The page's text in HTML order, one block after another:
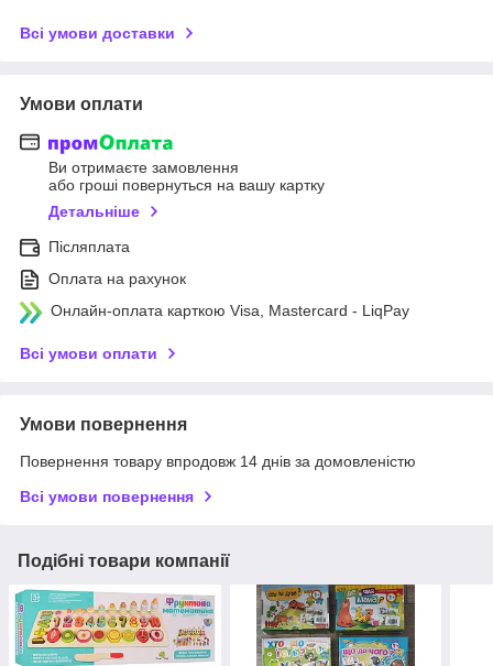
Всі умови доставки
Умови оплати
Ви отримаєте замовлення
або гроші повернуться на вашу картку
Детальніше
Післяплата
Оплата на рахунок
Онлайн-оплата карткою Visa, Mastercard - LiqPay
Всі умови оплати
Умови повернення
Повернення товару впродовж 14 днів за домовленістю
Всі умови повернення
Подібні товари компанії